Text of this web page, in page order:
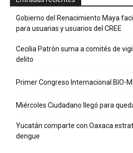
Gobierno del Renacimiento Maya
para usuarias y usuarios del CREE
Cecilia Patrón suma a comités de
delito
Primer Congreso Internacional BIO-
Miércoles Ciudadano llegó para
Yucatán comparte con Oaxaca
dengue